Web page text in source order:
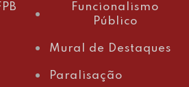
Funcionalismo
Público
Mural de Destaques
Paralisação